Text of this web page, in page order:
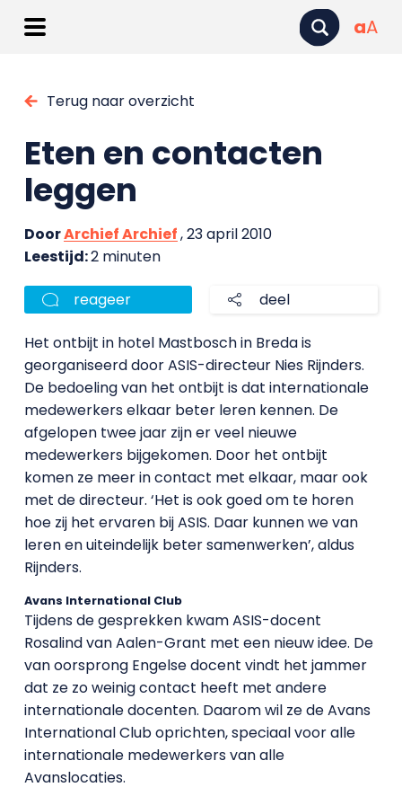
aA
Terug naar overzicht
Eten en contacten
leggen
DoorArchief Archief, 23 april 2010
Leestijd:2 minuten
reageer deel
Het ontbijt in hotel Mastbosch in Breda is
georganiseerd door ASIS-directeur Nies Rijnders.
De bedoeling van het ontbijt is dat internationale
medewerkers elkaar beter leren kennen. De
afgelopen twee jaar zijn er veel nieuwe
medewerkers bijgekomen. Door het ontbijt
komen ze meer in contact met elkaar, maar ook
met de directeur. ‘Het is ook goed om te horen
hoe zij het ervaren bij ASIS. Daar kunnen we van
leren en uiteindelijk beter samenwerken’, aldus
Rijnders.
Avans International Club
Tijdens de gesprekken kwam ASIS-docent
Rosalind van Aalen-Grant met een nieuw idee. De
van oorsprong Engelse docent vindt het jammer
dat ze zo weinig contact heeft met andere
internationale docenten. Daarom wil ze de Avans
International Club oprichten, speciaal voor alle
internationale medewerkers van alle
Avanslocaties.